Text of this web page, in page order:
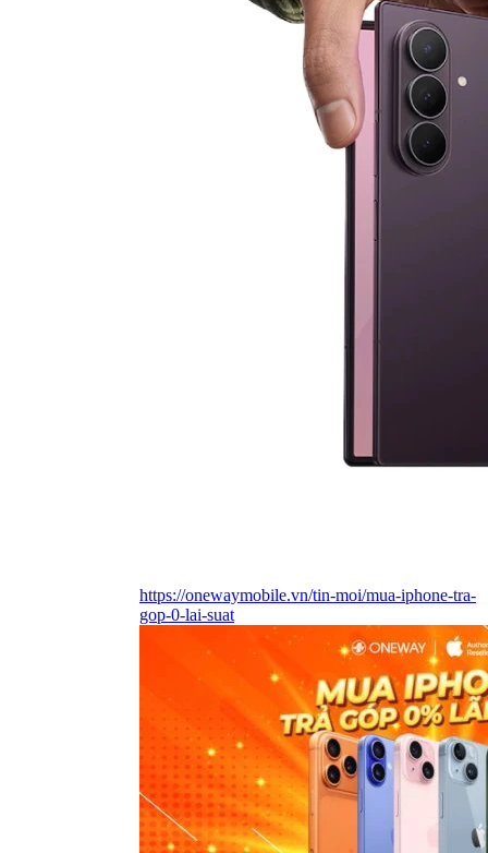
https://onewaymobile.vn/tin-moi/mua-iphone-tra-
gop-0-lai-suat